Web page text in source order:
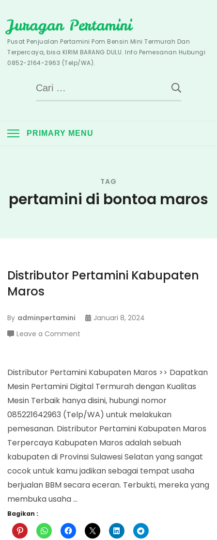
to
content
Juragan Pertamini
Pusat Penjualan Pertamini Pom Bensin Mini Termurah Dan
Terpercaya, bisa KIRIM BARANG DULU. Info Pemesanan Hubungi
0852-2164-2963 (Telp/WA).
Cari
untuk:
PRIMARY MENU
TAG
pertamini di bontoa maros
Distributor Pertamini Kabupaten
Maros
By adminpertamini
Januari 8, 2024
Leave a Comment
Kabupaten
Maros
Distributor Pertamini Kabupaten Maros >> Dapatkan
Mesin Pertamini Digital Termurah dengan Kualitas
Mesin Terbaik hanya disini, hubungi nomor
085221642963 (Telp/WA) untuk melakukan
pemesanan. Distributor Pertamini Kabupaten Maros
Terpercaya Kabupaten Maros adalah sebuah
kabupaten di Provinsi Sulawesi Selatan yang sangat
cocok untuk kamu jadikan sebagai tempat usaha
berjualan BBM secara eceran. Terbukti, mereka yang
membuka usaha …
Bagikan :